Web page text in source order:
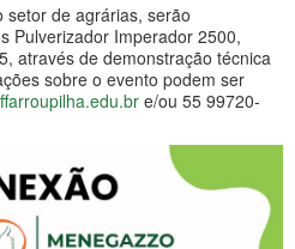
setor de agrárias, serão
Pulverizador Imperador 2500,
através de demonstração técnica
sobre o evento podem ser
e/ou 55 99720-